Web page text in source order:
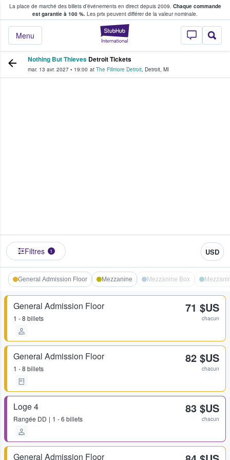
La place de marché des billets d’événements en direct depuis 2009. Chaque commande
est garantie à 100 %. Les prix peuvent différer de la valeur nominale.
StubHub - Où
Menu
fans achètent et vendent des billets
Nothing But Thieves Detroit Tickets
mar. 13 avr. 2027 • 19:00 at The Fillmore Detroit, Detroit, MI
Filtres 1 USD
General Admission Floor Mezzanine Mezzanine Box
General Admission Floor
1 - 8 billets
71 $US
chacun
General Admission Floor
1 - 8 billets
82 $US
chacun
Loge 4
Rangée DD 1 - 6 billets
83 $US
chacun
General Admission Floor